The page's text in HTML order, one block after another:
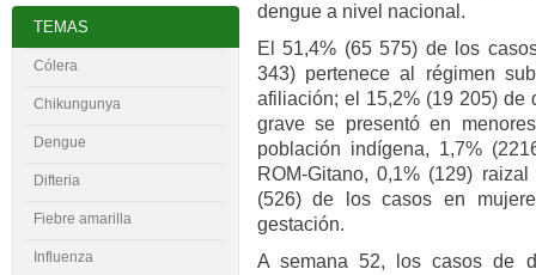
dengue a nivel nacional.
El 51,4% (65 575) de los
343) pertenece al régimen
afiliación; el 15,2% (19 205) de
grave se presentó en
población indígena, 1,7%
ROM-Gitano, 0,1% (129)
(526) de los casos en
gestación.
A semana 52, los casos de
TEMAS
Cólera
Chikungunya
Dengue
Difteria
Fiebre amarilla
Influenza